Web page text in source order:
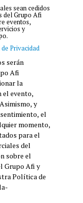
sean cedidos
del Grupo Afi
eventos,
y
Privacidad
serán
Afi
la
el evento,
y
el
momento,
para el
del
sobre el
Grupo Afi y
Política de